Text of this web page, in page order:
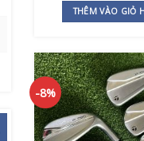
THÊM VÀO GIỎ
-8%